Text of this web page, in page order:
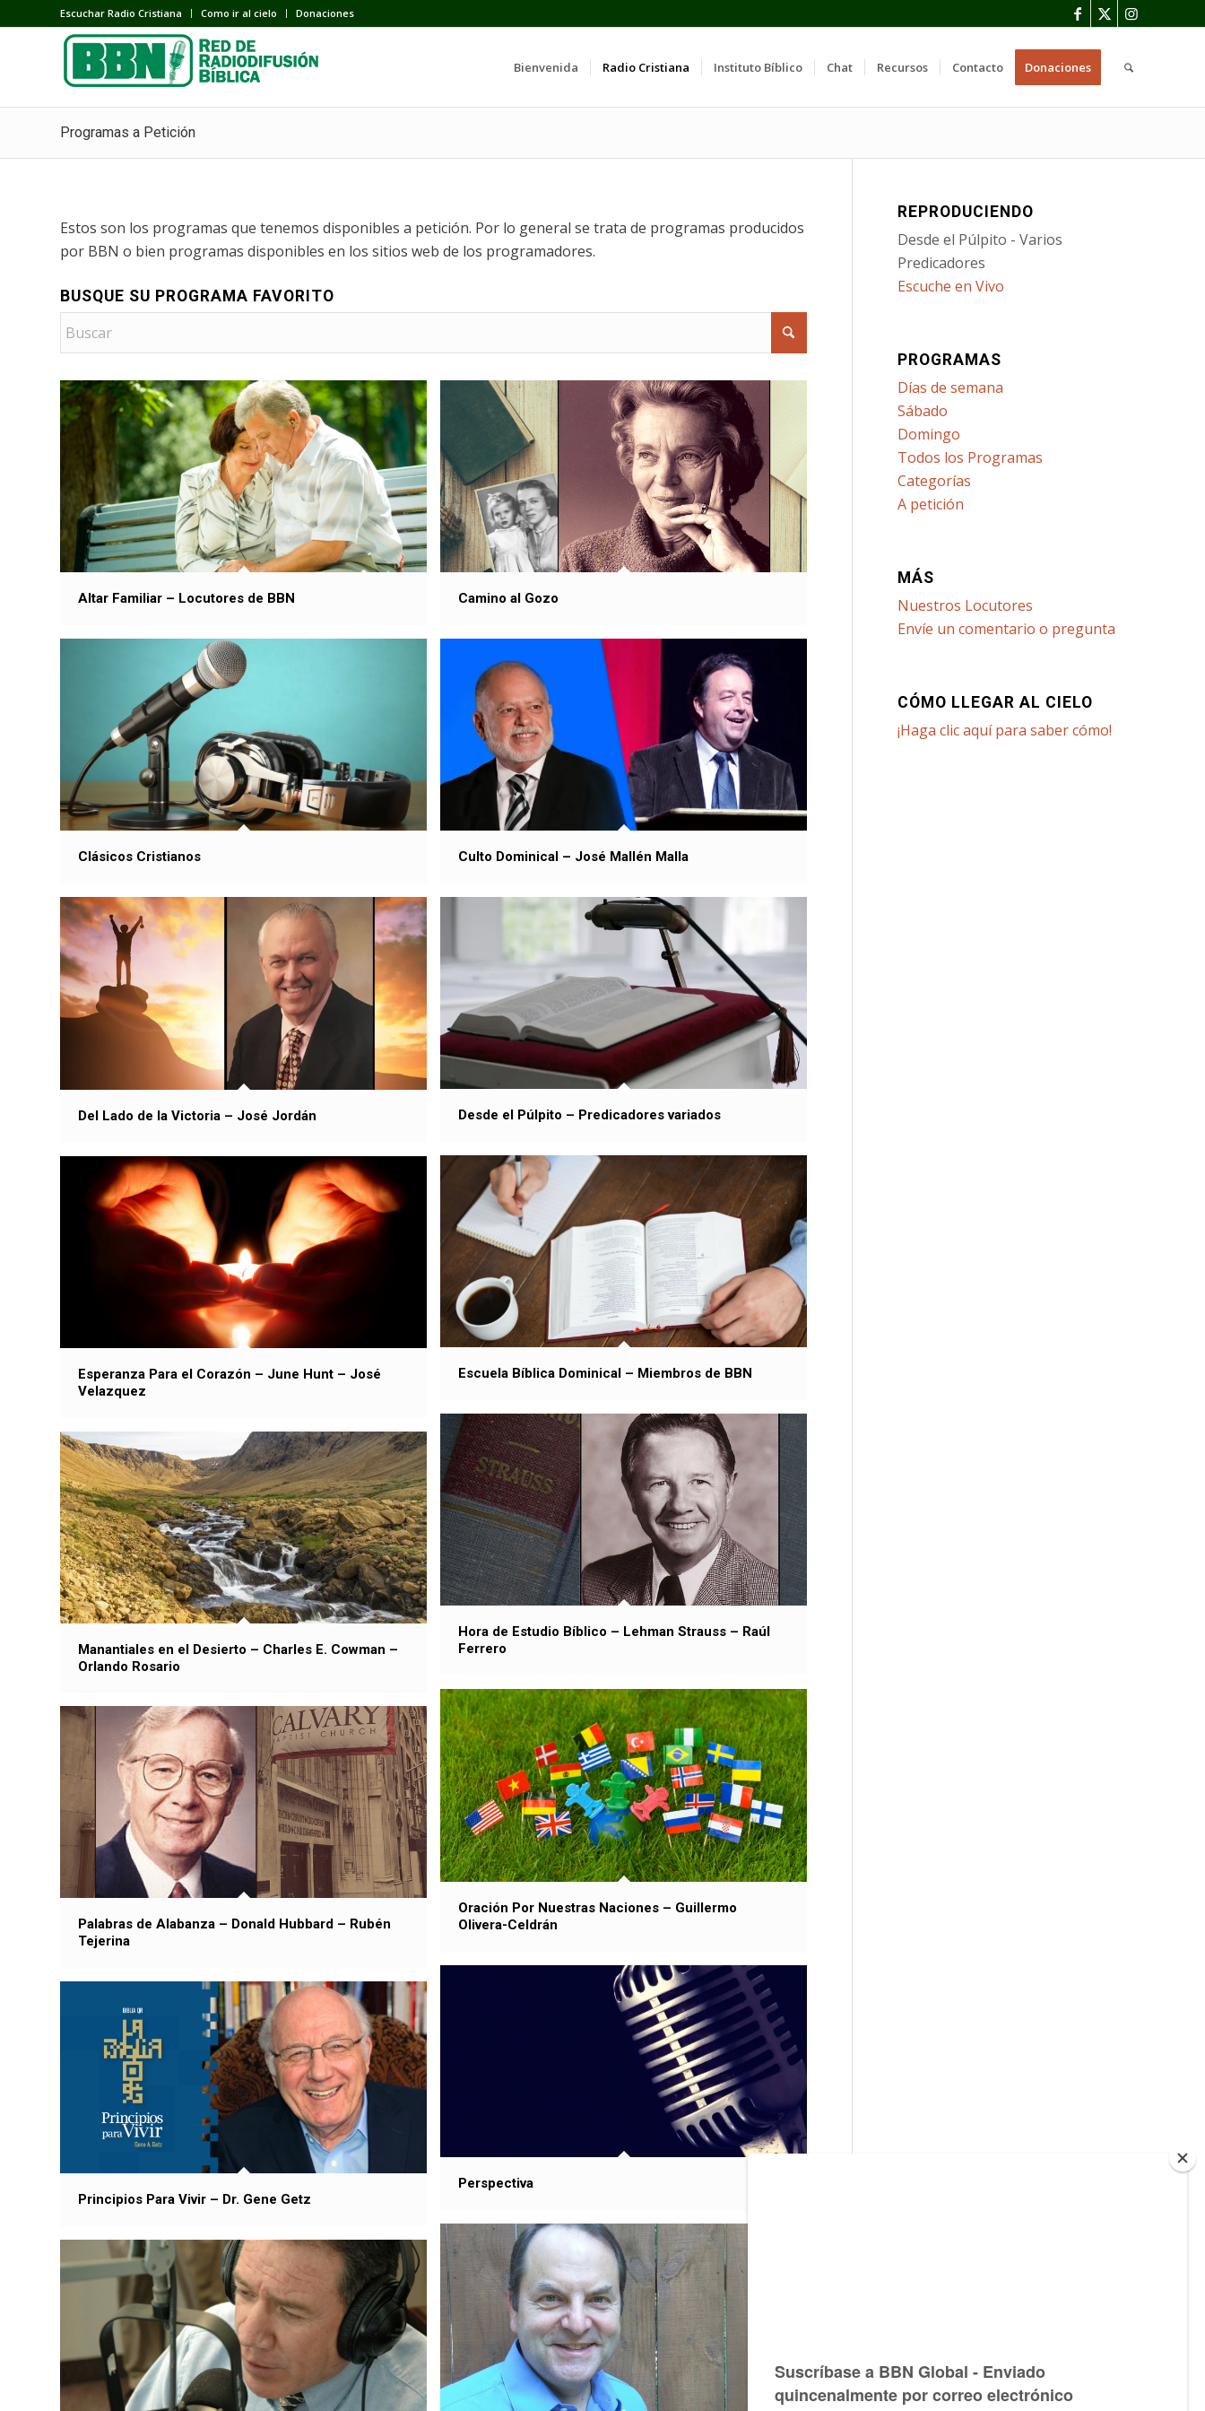
Escuchar Radio Cristiana Como ir al cielo Donaciones
Bienvenida Radio Cristiana Instituto Bíblico Chat Recursos Contacto Donaciones
Programas a Petición
Estos son los programas que tenemos disponibles a petición. Por lo general se trata de programas producidos
por BBN o bien programas disponibles en los sitios web de los programadores.
BUSQUE SU PROGRAMA FAVORITO
Altar Familiar – Locutores de BBN Camino al Gozo
Clásicos Cristianos Culto Dominical – José Mallén Malla
Del Lado de la Victoria – José Jordán Desde el Púlpito – Predicadores variados
Escuela Bíblica Dominical – Miembros de BBN
Esperanza Para el Corazón – June Hunt – José
Velazquez
Hora de Estudio Bíblico – Lehman Strauss – Raúl
Ferrero
Manantiales en el Desierto – Charles E. Cowman –
Orlando Rosario
Oración Por Nuestras Naciones – Guillermo
Olivera-Celdrán
Palabras de Alabanza – Donald Hubbard – Rubén
Tejerina
Perspectiva
Principios Para Vivir – Dr. Gene Getz
REPRODUCIENDO
Desde el Púlpito - Varios
Predicadores
Escuche en Vivo
PROGRAMAS
Días de semana
Sábado
Domingo
Todos los Programas
Categorías
A petición
MÁS
Nuestros Locutores
Envíe un comentario o pregunta
CÓMO LLEGAR AL CIELO
¡Haga clic aquí para saber cómo!